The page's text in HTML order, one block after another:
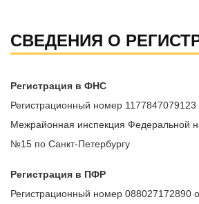
СВЕДЕНИЯ О
Регистрация в ФНС
Регистрационный номер 1177847079123
Межрайонная инспекция Федеральной
№15 по Санкт-Петербургу
Регистрация в ПФР
Регистрационный номер 088027172890